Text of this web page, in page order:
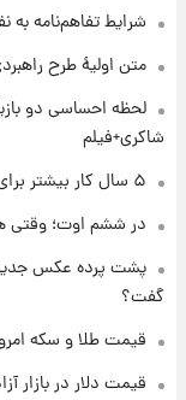
شرایط تفاهم‌نامه به
متن اولیۀ طرح
لحظه احساسی دو
شاکری+فیلم
۵ سال کار بیشتر برای این گروه از متقاضیان بازنشستگی
در ششم اوت؛ وقتی
پشت پرده عکس جدید
گفت؟
قیمت طلا و سکه امروز جمعه ۱۶
قیمت دلار در بازار آزاد